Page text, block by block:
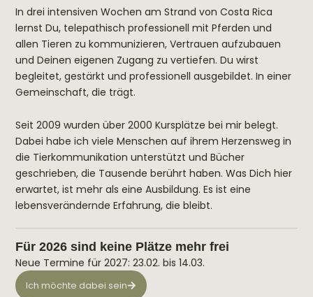
In drei intensiven Wochen am Strand von Costa Rica
lernst Du, telepathisch professionell mit Pferden und
allen Tieren zu kommunizieren, Vertrauen aufzubauen
und Deinen eigenen Zugang zu vertiefen. Du wirst
begleitet, gestärkt und professionell ausgebildet. In einer
Gemeinschaft, die trägt.
Seit 2009 wurden über 2000 Kursplätze bei mir belegt.
Dabei habe ich viele Menschen auf ihrem Herzensweg in
die Tierkommunikation unterstützt und Bücher
geschrieben, die Tausende berührt haben. Was Dich hier
erwartet, ist mehr als eine Ausbildung. Es ist eine
lebensverändernde Erfahrung, die bleibt.
Für 2026 sind keine Plätze mehr frei
Neue Termine für 2027: 23.02. bis 14.03.
Ich möchte dabei sein